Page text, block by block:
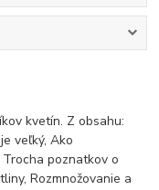
kvetín. Z obsahu:
veľký, Ako
poznatkov o
Rozmnožovanie a